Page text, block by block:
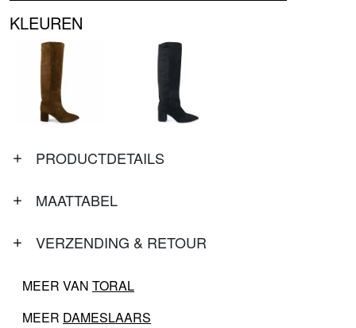
KLEUREN
PRODUCTDETAILS
MAATTABEL
VERZENDING & RETOUR
MEER VAN TORAL
MEER DAMESLAARS